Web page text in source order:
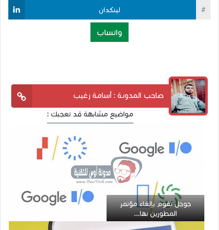
لينكدان
واتساب
صاحب المدونة : أسامة زغيب
مواضيع مشابهة قد تعجبك :
جوجل تقوم بإلغاء مؤتمر
المطورين نها...